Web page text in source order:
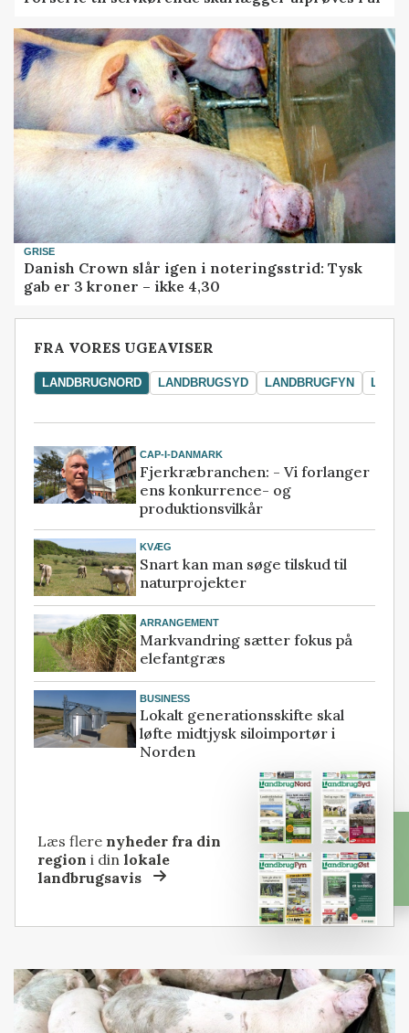
GRISE
Danish Crown slår igen i noteringsstrid: Tysk
gab er 3 kroner – ikke 4,30
FRA VORES UGEAVISER
LANDBRUGNORD LANDBRUGSYD LANDBRUGFYN
CAP-I-DANMARK
Fjerkræbranchen: - Vi forlanger
ens konkurrence- og
produktionsvilkår
KVÆG
Snart kan man søge tilskud til
naturprojekter
ARRANGEMENT
Markvandring sætter fokus på
elefantgræs
BUSINESS
Lokalt generationsskifte skal
løfte midtjysk siloimportør i
Norden
Læs flere nyheder fra din
region i dinlokale
landbrugsavis